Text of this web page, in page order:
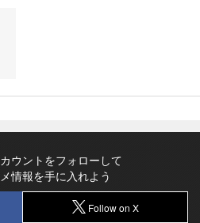
ウントをフォローして
情報を手に入れよう
Follow on X